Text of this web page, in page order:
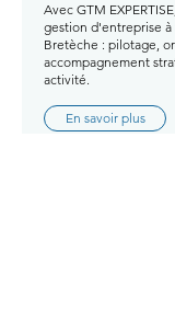
Avec GTM
gestion d'entreprise à
Bretèche : pilotage,
accompagnement
activité.
En savoir plus